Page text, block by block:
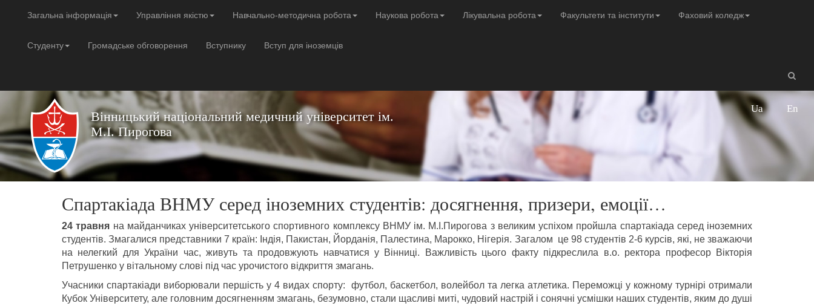
Загальна інформація Управління якістю Навчально-методична робота Наукова робота Лікувальна робота Факультети та інститути Фаховий коледж
Студенту Громадське обговорення Вступнику Вступ для іноземців
Вінницький національний медичний університет ім.
М.І. Пирогова
Ua En
Спартакіада ВНМУ серед іноземних студентів: досягнення, призери, емоції…
24 травня на майданчиках університетського спортивного комплексу ВНМУ ім. М.І.Пирогова з великим успіхом пройшла спартакіада серед іноземних
студентів. Змагалися представники 7 країн: Індія, Пакистан, Йорданія, Палестина, Марокко, Нігерія. Загалом це 98 студентів 2-6 курсів, які, не зважаючи
на нелегкий для України час, живуть та продовжують навчатися у Вінниці. Важливість цього факту підкреслила в.о. ректора професор Вікторія
Петрушенко у вітальному слові під час урочистого відкриття змагань.
Учасники спартакіади виборювали першість у 4 видах спорту: футбол, баскетбол, волейбол та легка атлетика. Переможці у кожному турнірі отримали
Кубок Університету, але головним досягненням змагань, безумовно, стали щасливі миті, чудовий настрій і сонячні усмішки наших студентів, яким до душі